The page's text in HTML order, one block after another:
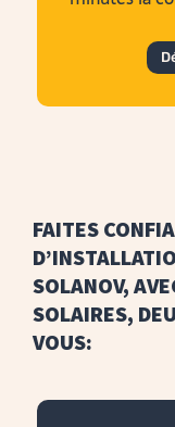
FAITES
SOLANOV,
SOLAIRES,
VOUS: